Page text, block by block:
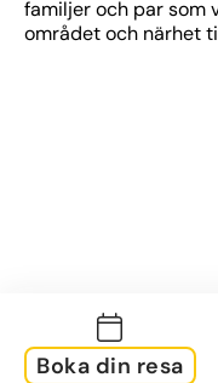
familjer och par som
området och närhet
Boka din resa